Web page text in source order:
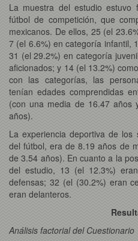
La muestra del estudio estuvo
fútbol de competición, que
mexicanos. De ellos, 25 (el
7 (el 6.6%) en categoría infantil,
31 (el 29.2%) en categoría
aficionados; y 14 (el 13.2%)
con las categorías, las
tenían edades comprendidas
(con una media de 16.47 años
años).
La experiencia deportiva de
del fútbol, era de 8.19 años de
de 3.54 años). En cuanto a la
del estudio, 13 (el 12.3%)
defensas; 32 (el (30.2%) eran
eran delanteros.
Análisis factorial del Cuestionario